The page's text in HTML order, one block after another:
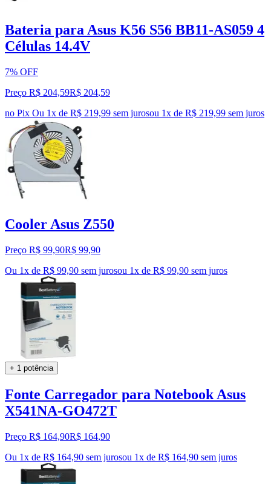
Bateria para Asus K56 S56 BB11-AS059 4
Células 14.4V
7% OFF
Preço R$ 204,59R$ 204,59
no Pix Ou 1x de R$ 219,99 sem jurosou 1x de R$ 219,99 sem juros
Cooler Asus Z550
Preço R$ 99,90R$ 99,90
Ou 1x de R$ 99,90 sem jurosou 1x de R$ 99,90 sem juros
+ 1 potência
Fonte Carregador para Notebook Asus
X541NA-GO472T
Preço R$ 164,90R$ 164,90
Ou 1x de R$ 164,90 sem jurosou 1x de R$ 164,90 sem juros